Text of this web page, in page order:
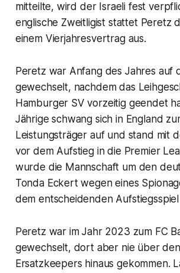
mitteilte, wird der Israeli fest
englische Zweitligist stattet Peretz
einem Vierjahresvertrag aus.
Peretz war Anfang des Jahres auf
gewechselt, nachdem das
Hamburger SV vorzeitig geendet
Jährige schwang sich in England
Leistungsträger auf und stand mit
vor dem Aufstieg in die Premier
wurde die Mannschaft um den
Tonda Eckert wegen eines
dem entscheidenden
Peretz war im Jahr 2023 zum FC
gewechselt, dort aber nie über
Ersatzkeepers hinaus gekommen.